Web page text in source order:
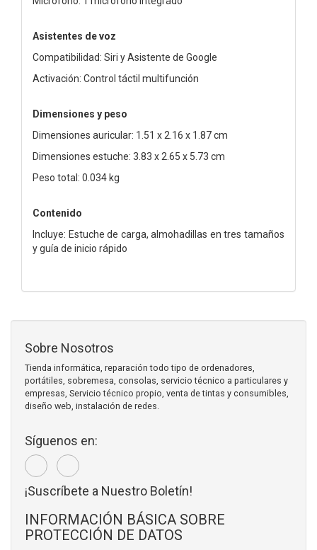
Asistentes de voz
Compatibilidad: Siri y Asistente de Google
Activación: Control táctil multifunción
Dimensiones y peso
Dimensiones auricular: 1.51 x 2.16 x 1.87 cm
Dimensiones estuche: 3.83 x 2.65 x 5.73 cm
Peso total: 0.034 kg
Contenido
Incluye: Estuche de carga, almohadillas en tres tamaños
y guía de inicio rápido
Sobre Nosotros
Tienda informática, reparación todo tipo de ordenadores,
portátiles, sobremesa, consolas, servicio técnico a particulares y
empresas, Servicio técnico propio, venta de tintas y consumibles,
diseño web, instalación de redes.
Síguenos en:
¡Suscríbete a Nuestro Boletín!
INFORMACIÓN BÁSICA SOBRE
PROTECCIÓN DE DATOS